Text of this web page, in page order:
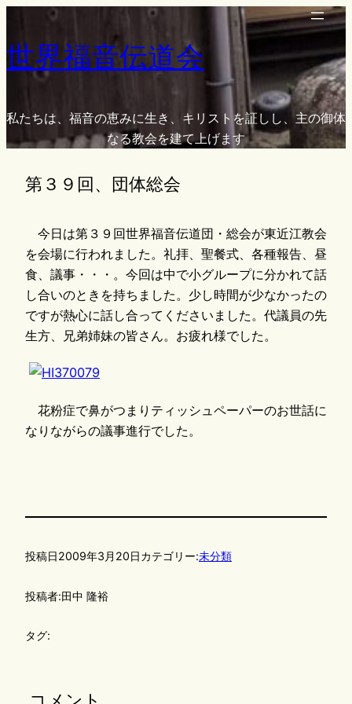
を
ッ
世界福音伝道会
私たちは、福音の恵みに生き、キリストを証しし、主の御体
なる教会を建て上げます
第３９回、団体総会
今日は第３９回世界福音伝道団・総会が東近江教会
を会場に行われました。礼拝、聖餐式、各種報告、昼
食、議事・・・。今回は中で小グループに分かれて話
し合いのときを持ちました。少し時間が少なかったの
ですが熱心に話し合ってくださいました。代議員の先
生方、兄弟姉妹の皆さん。お疲れ様でした。
花粉症で鼻がつまりティッシュペーパーのお世話に
なりながらの議事進行でした。
投稿日2009年3月20日カテゴリー:未分類
投稿者:田中 隆裕
タグ: